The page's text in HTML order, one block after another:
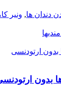
دندان ها, ونیر
ارتودنسی |